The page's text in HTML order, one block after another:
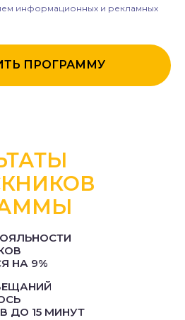
информационных и рекламных
ПРОГРАММУ
НА 9%
ДО 15 МИНУТ